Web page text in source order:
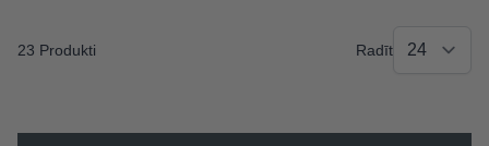
23 Produkti Radīt